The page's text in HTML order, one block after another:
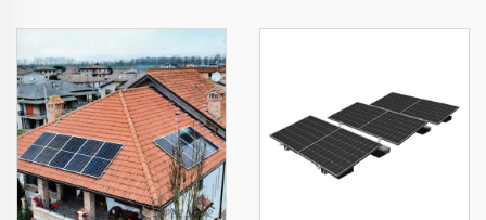
крыши/двора